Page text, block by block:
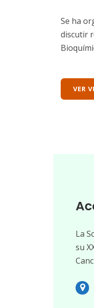
Se ha
discutir
VER
La
su